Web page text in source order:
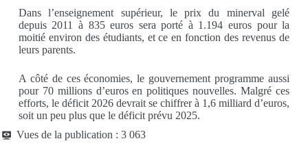
Dans l’enseignement supérieur, le prix du minerval gelé
depuis 2011 à 835 euros sera porté à 1.194 euros pour la
moitié environ des étudiants, et ce en fonction des revenus de
leurs parents.
A côté de ces économies, le gouvernement programme aussi
pour 70 millions d’euros en politiques nouvelles. Malgré ces
efforts, le déficit 2026 devrait se chiffrer à 1,6 milliard d’euros,
soit un peu plus que le déficit prévu 2025.
Vues de la publication : 3 063